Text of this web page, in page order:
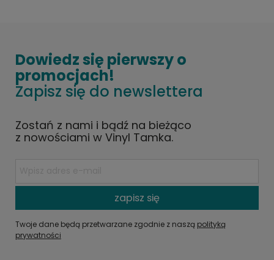
Dowiedz się pierwszy o
promocjach!
Zapisz się do newslettera
Zostań z nami i bądź na bieżąco
z nowościami w Vinyl Tamka.
zapisz się
Twoje dane będą przetwarzane zgodnie z naszą polityką
prywatności